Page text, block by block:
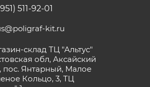
511-92-01
kit.ru
склад ТЦ "Альтус"
обл, Аксайский
пос. Янтарный, Малое
Кольцо, 3, ТЦ